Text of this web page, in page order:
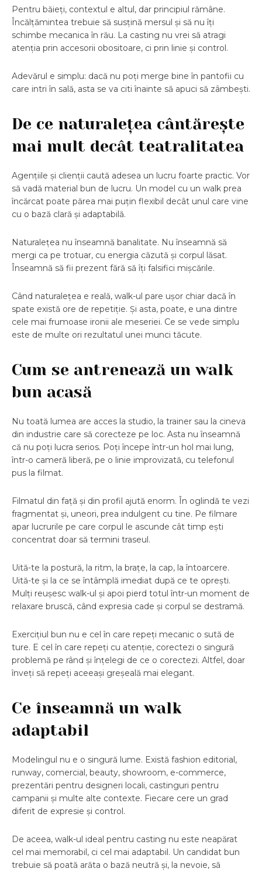
Pentru băieți, contextul e altul, dar principiul rămâne.
Încălțămintea trebuie să susțină mersul și să nu îți
schimbe mecanica în rău. La casting nu vrei să atragi
atenția prin accesorii obositoare, ci prin linie și control.
Adevărul e simplu: dacă nu poți merge bine în pantofii cu
care intri în sală, asta se va citi înainte să apuci să zâmbești.
De ce naturalețea cântărește
mai mult decât teatralitatea
Agențiile și clienții caută adesea un lucru foarte practic. Vor
să vadă material bun de lucru. Un model cu un walk prea
încărcat poate părea mai puțin flexibil decât unul care vine
cu o bază clară și adaptabilă.
Naturalețea nu înseamnă banalitate. Nu înseamnă să
mergi ca pe trotuar, cu energia căzută și corpul lăsat.
Înseamnă să fii prezent fără să îți falsifici mișcările.
Când naturalețea e reală, walk-ul pare ușor chiar dacă în
spate există ore de repetiție. Și asta, poate, e una dintre
cele mai frumoase ironii ale meseriei. Ce se vede simplu
este de multe ori rezultatul unei munci tăcute.
Cum se antrenează un walk
bun acasă
Nu toată lumea are acces la studio, la trainer sau la cineva
din industrie care să corecteze pe loc. Asta nu înseamnă
că nu poți lucra serios. Poți începe într-un hol mai lung,
într-o cameră liberă, pe o linie improvizată, cu telefonul
pus la filmat.
Filmatul din față și din profil ajută enorm. În oglindă te vezi
fragmentat și, uneori, prea indulgent cu tine. Pe filmare
apar lucrurile pe care corpul le ascunde cât timp ești
concentrat doar să termini traseul.
Uită-te la postură, la ritm, la brațe, la cap, la întoarcere.
Uită-te și la ce se întâmplă imediat după ce te oprești.
Mulți reușesc walk-ul și apoi pierd totul într-un moment de
relaxare bruscă, când expresia cade și corpul se destramă.
Exercițiul bun nu e cel în care repeți mecanic o sută de
ture. E cel în care repeți cu atenție, corectezi o singură
problemă pe rând și înțelegi de ce o corectezi. Altfel, doar
înveți să repeți aceeași greșeală mai elegant.
Ce înseamnă un walk
adaptabil
Modelingul nu e o singură lume. Există fashion editorial,
runway, comercial, beauty, showroom, e-commerce,
prezentări pentru designeri locali, castinguri pentru
campanii și multe alte contexte. Fiecare cere un grad
diferit de expresie și control.
De aceea, walk-ul ideal pentru casting nu este neapărat
cel mai memorabil, ci cel mai adaptabil. Un candidat bun
trebuie să poată arăta o bază neutră și, la nevoie, să